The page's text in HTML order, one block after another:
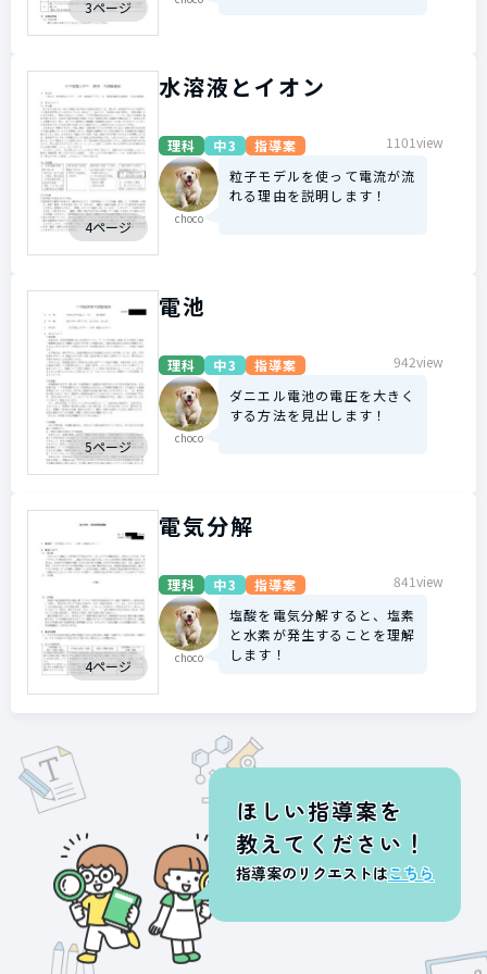
3ページ
4ページ
水溶液とイオン
理科 中3 指導案 1101view
choco
粒子モデルを使って電流が流
れる理由を説明します！
5ページ
電池
理科 中3 指導案 942view
choco
ダニエル電池の電圧を大きく
する方法を見出します！
4ページ
電気分解
理科 中3 指導案 841view
choco
塩酸を電気分解すると、塩素
と水素が発生することを理解
します！
ほしい指導案を
教えてください！
指導案のリクエストはこちら